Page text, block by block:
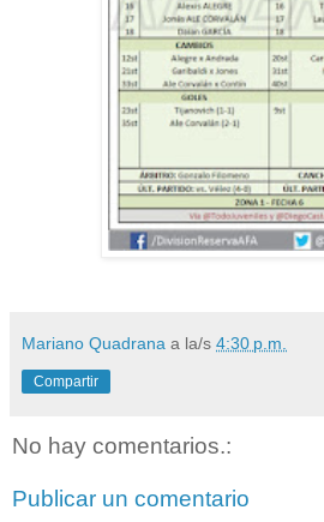
Mariano Quadrana a la/s 4:30 p.m.
Compartir
No hay comentarios.:
Publicar un comentario